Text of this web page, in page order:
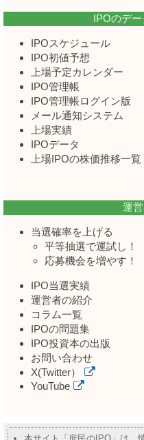
IPOのデ
IPOスケジュール
IPO初値予想
上場予定カレンダー
IPO管理帳
IPO管理帳ログイン版
メール通知システム
上場実績
IPOデータ
上場IPOの株価推移一覧
運
当選確率を上げる
平等抽選で運試し！
応募機会を増やす！
IPO当選実績
運営者の紹介
コラム一覧
IPOの問題集
IPO投資本の出版
お問い合わせ
X(Twitter）
YouTube